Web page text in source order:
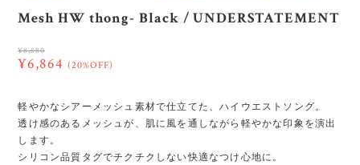
Mesh HW thong- Black / UNDERSTATEMENT
¥8,580
¥6,864 (20%OFF)
軽やかなシアーメッシュ素材で仕立てた、ハイウエストソング。
透け感のあるメッシュが、肌に風を通しながら軽やかな印象を演出
します。
シリコン品質タグでチクチクしない快適なつけ心地に。